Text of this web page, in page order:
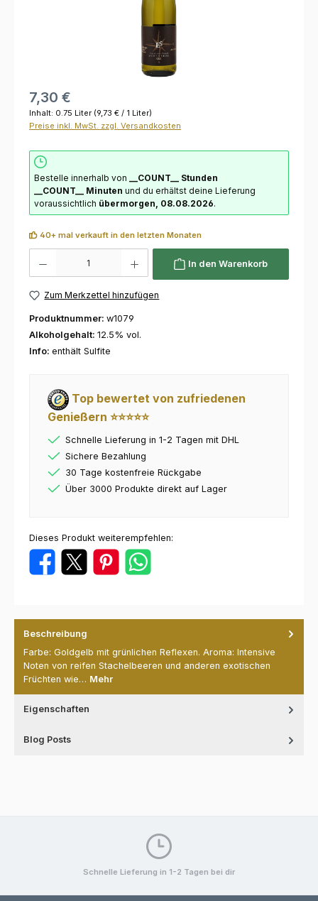
7,30 €
Inhalt: 0.75 Liter (9,73 € / 1 Liter)
Preise inkl. MwSt. zzgl. Versandkosten
Bestelle innerhalb von
__COUNT__ Stunden
__COUNT__ Minuten und du erhältst deine Lieferung
voraussichtlich übermorgen, 08.08.2026.
40+ mal verkauft in den letzten Monaten
In den Warenkorb
Zum Merkzettel hinzufügen
Produktnummer: w1079
Alkoholgehalt: 12.5% vol.
Info: enthält Sulfite
Top bewertet von zufriedenen
Genießern ⭐⭐⭐⭐⭐
Schnelle Lieferung in 1-2 Tagen mit DHL
Sichere Bezahlung
30 Tage kostenfreie Rückgabe
Über 3000 Produkte direkt auf Lager
Dieses Produkt weiterempfehlen:
Beschreibung
Farbe: Goldgelb mit grünlichen Reflexen. Aroma: Intensive
Noten von reifen Stachelbeeren und anderen exotischen
Früchten wie… Mehr
Eigenschaften
Blog Posts
Schnelle Lieferung in 1-2 Tagen bei dir